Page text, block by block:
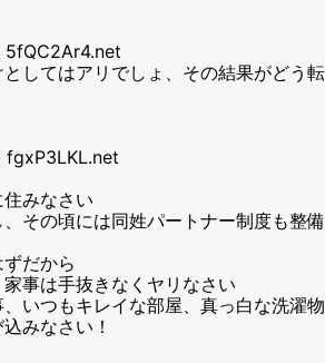
5fQC2Ar4.net
してはアリでしょ、その結果がどう転
fgxP3LKL.net
みなさい
その頃には同姓パートナー制度も整備
だから
事は手抜きなくヤリなさい
いつもキレイな部屋、真っ白な洗濯物
みなさい！